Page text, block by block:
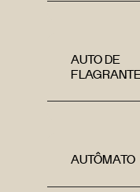
AUTO DE
AUTÔMATO